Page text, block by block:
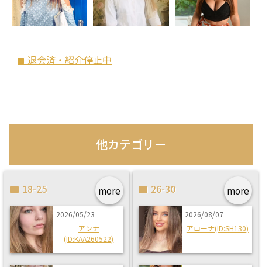
folder 退会済・紹介停止中
他カテゴリー
more
18-25
2026/05/23
アンナ
(ID:KAA260522)
more
26-30
2026/08/07
アローナ(ID:SH130)